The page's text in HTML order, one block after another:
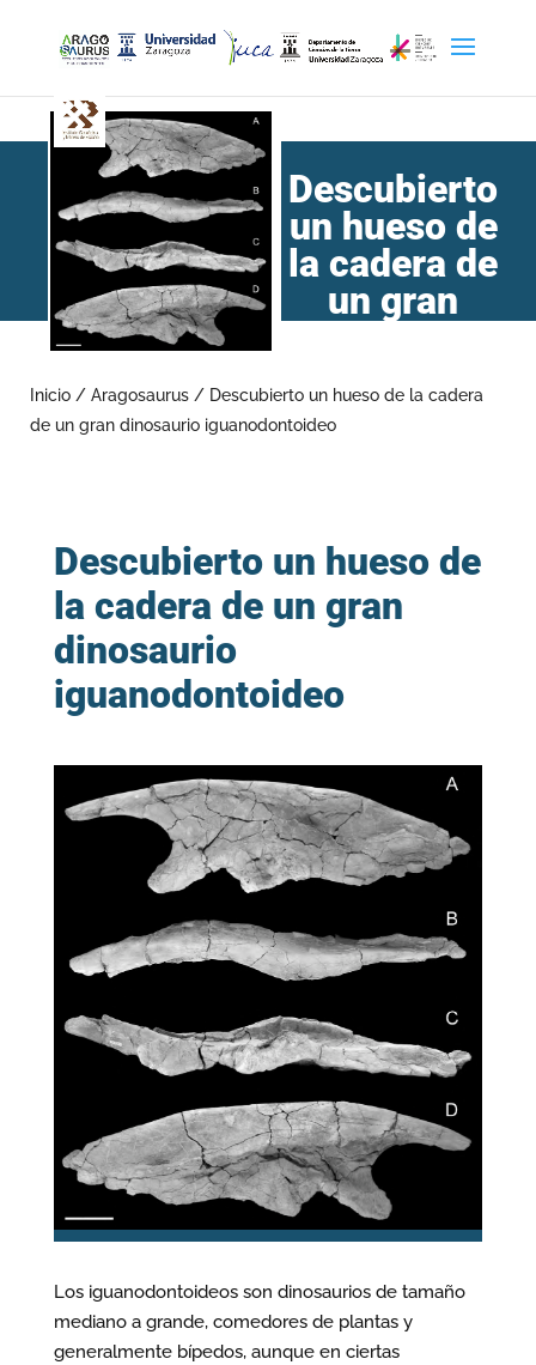
Descubierto
un hueso de
la cadera de
un gran
Inicio / Aragosaurus / Descubierto un hueso de la cadera
de un gran dinosaurio iguanodontoideo
Descubierto un hueso de
la cadera de un gran
dinosaurio
iguanodontoideo
Los iguanodontoideos son dinosaurios de tamaño
mediano a grande, comedores de plantas y
generalmente bípedos, aunque en ciertas